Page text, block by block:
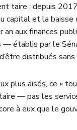
taire : depuis
capital et la
an aux finances
— établis par le
distribués
plus aisés, ce «
— pas les
à eux que le